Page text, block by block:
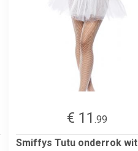
€ 11 .99
Smiffys Tutu onderrok wit